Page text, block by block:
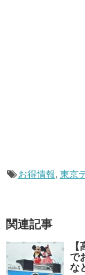
お得情報, 東京
関連記事
で
な